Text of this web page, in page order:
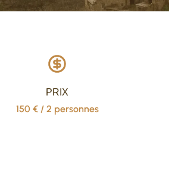
PRIX
150 € / 2 personnes